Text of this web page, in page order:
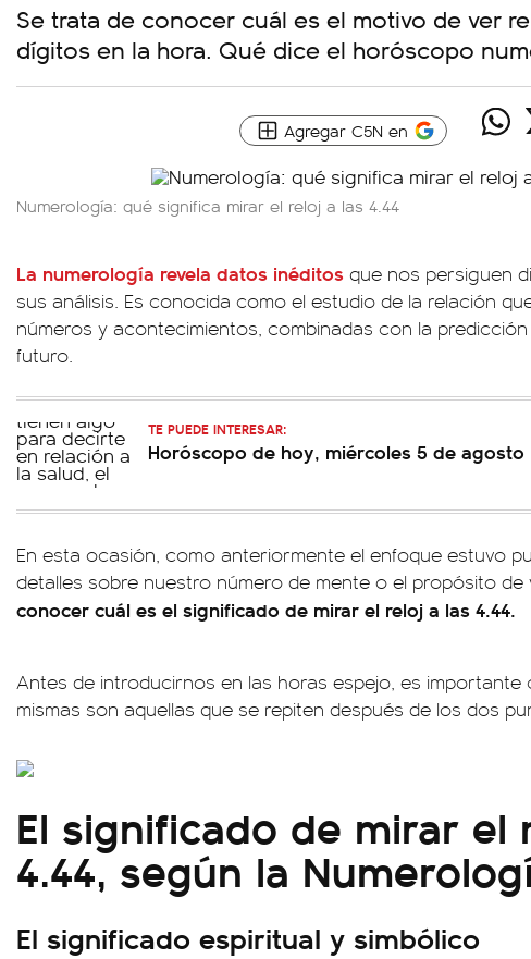
Se trata de conocer cuál es el motivo de ver
dígitos en la hora. Qué dice el horóscopo
Agregar C5N en
Numerología: qué significa mirar el reloj a las 4.44
La numerología revela datos inéditos que nos persiguen
sus análisis. Es conocida como el estudio de la relación
números y acontecimientos, combinadas con la
futuro.
TE PUEDE INTERESAR:
Horóscopo de hoy, miércoles 5 de agosto
En esta ocasión, como anteriormente el enfoque estuvo
detalles sobre nuestro número de mente o el propósito de
conocer cuál es el significado de mirar el reloj a las 4.44.
Antes de introducirnos en las horas espejo, es importante
mismas son aquellas que se repiten después de los dos
El significado de mirar el
4.44, según la
El significado espiritual y simbólico